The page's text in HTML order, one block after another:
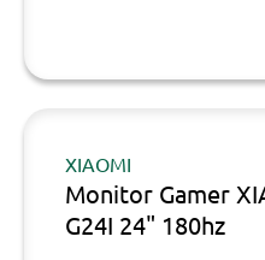
XIAOMI
Monitor Gamer
G24I 24" 180hz